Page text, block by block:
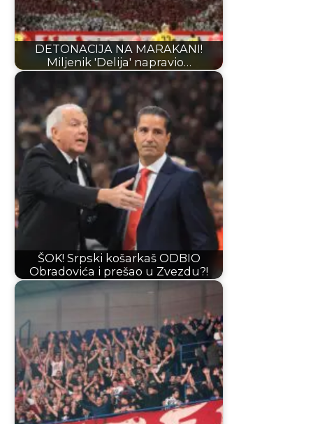
DETONACIJA NA MARAKANI!
Miljenik 'Delija' napravio…
ŠOK! Srpski košarkaš ODBIO
Obradovića i prešao u Zvezdu?!